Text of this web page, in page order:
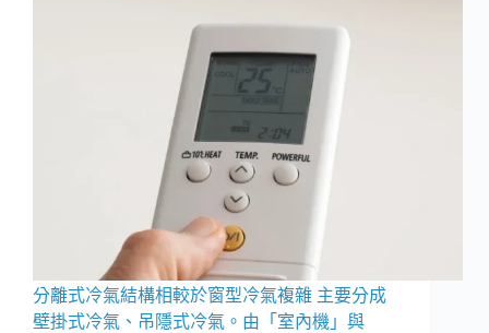
分離式冷氣結構相較於窗型冷氣複雜 主要分成
壁掛式冷氣、吊隱式冷氣。由「室內機」與